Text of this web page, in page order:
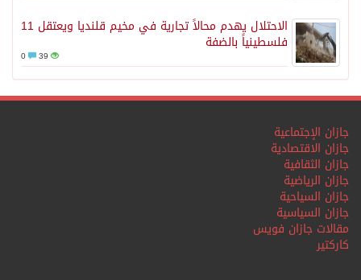
الاحتلال يهدم محالاً تجارية في مخيم قلنديا ويعتقل 11
فلسطينياً بالضفة
39
جازان الإجتماعية
جازان الاقتصادية
جازان الثقافية
جازان الرياضية
جازان السياحية
جازان السياسية
مقالات جازان فويس
كاركتير